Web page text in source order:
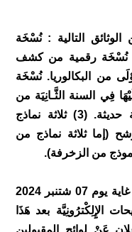
التالية : نُسْخَة
نُسْخَة رقمية من كشف
من البكالوريا. نُسْخَة
فِي السنة الثَّـانِيَة من
البكالوريا. صورة فوتوغرافية رقمية حديثة. (3) ثلاثة نماذج
(إما ثلاثة نماذج من
من الزخرفة).
تعبئ ملفات الترشيح الإِِلِكْترُونِيَّة إِلَى غاية يوم 07 شتنبر 2024
الإِِلِكْترُونِيَّة بعد هَذَا